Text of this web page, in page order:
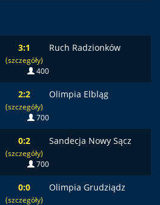
3:1
(szczegóły)
Ruch Radzionków
400
2:2
(szczegóły)
Olimpia Elbląg
700
0:2
(szczegóły)
Sandecja Nowy Sącz
700
0:0
(szczegóły)
Olimpia Grudziądz